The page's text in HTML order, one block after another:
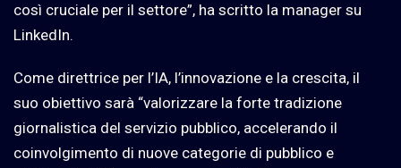
così cruciale per il settore”, ha scritto la manager su
LinkedIn.
Come direttrice per l’IA, l’innovazione e la crescita, il
suo obiettivo sarà “valorizzare la forte tradizione
giornalistica del servizio pubblico, accelerando il
coinvolgimento di nuove categorie di pubblico e